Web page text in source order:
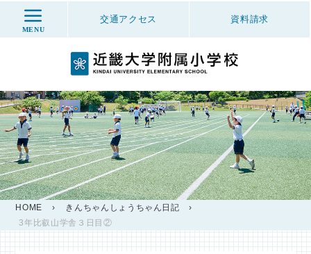
MENU
交通アクセス 資料請求
HOME › きんちゃんしょうちゃん日記
›
3年比叡山学舎３日目②